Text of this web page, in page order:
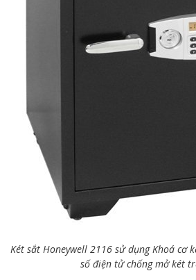
Két sắt Honeywell 2116 sử dụng Khoá cơ
số điện tử chống mở két